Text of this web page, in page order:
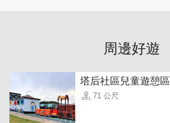
周邊好遊
塔后社區兒童遊憩區
71 公尺